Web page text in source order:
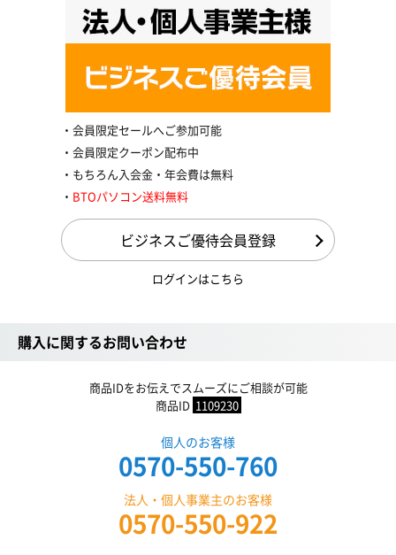
会員限定セールへご参加可能
会員限定クーポン配布中
もちろん入会金・年会費は無料
BTOパソコン送料無料
ビジネスご優待会員登録
ログインはこちら
購入に関するお問い合わせ
商品IDをお伝えでスムーズにご相談が可能
商品ID 1109230
個人のお客様
0570-550-760
法人・個人事業主のお客様
0570-550-922